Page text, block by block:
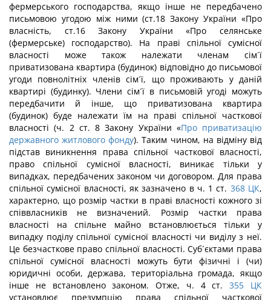
фермерського господарства, якщо інше не передбачено
письмовою угодою між ними (ст.18 Закону України «Про
власність, ст.16 Закону України «Про селянське
(фермерське) господарство). На праві спільної сумісної
власності може також належати членам сім´ї
приватизована квартира (будинок) відповідно до письмової
угоди повнолітніх членів сім´ї, що проживають у даній
квартирі (будинку). Члени сім´ї в письмовій угоді можуть
передбачити й інше, що приватизована квартира
(будинок) буде належати їм на праві спільної часткової
власності (ч. 2 ст. 8 Закону України «Про приватизацію
державного житлового фонду). Таким чином, на відміну від
підстав виникнення права спільної часткової власності,
право спільної сумісної власності, виникає тільки у
випадках, передбачених законом чи договором. Для права
спільної сумісної власності, як зазначено в ч. 1 ст. 368 ЦК,
характерно, що розмір частки в праві власності кожного зі
співвласників не визначений. Розмір частки права
власності на спільне майно встановлюється тільки у
випадку поділу спільної сумісної власності чи виділу з неї.
Це безчасткове право спільної власності. Суб´єктами права
спільної сумісної власності можуть бути фізичні і (чи)
юридичні особи, держава, територіальна громада, якщо
інше не встановлено законом. Отже, ч. 4 ст. 355 ЦК
установлює презумпцію права спільної часткової